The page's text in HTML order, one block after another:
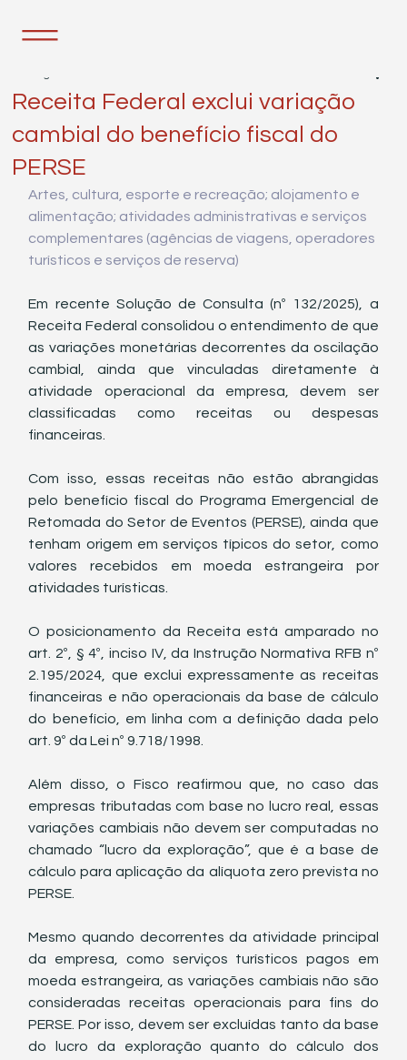
Receita Federal exclui variação
cambial do benefício fiscal do
PERSE
Artes, cultura, esporte e recreação; alojamento e
alimentação; atividades administrativas e serviços
complementares (agências de viagens, operadores
turísticos e serviços de reserva)
Em recente Solução de Consulta (nº 132/2025), a
Receita Federal consolidou o entendimento de que
as variações monetárias decorrentes da oscilação
cambial, ainda que vinculadas diretamente à
atividade operacional da empresa, devem ser
classificadas como receitas ou despesas
financeiras.
Com isso, essas receitas não estão abrangidas
pelo benefício fiscal do Programa Emergencial de
Retomada do Setor de Eventos (PERSE), ainda que
tenham origem em serviços típicos do setor, como
valores recebidos em moeda estrangeira por
atividades turísticas.
O posicionamento da Receita está amparado no
art. 2º, § 4º, inciso IV, da Instrução Normativa RFB nº
2.195/2024, que exclui expressamente as receitas
financeiras e não operacionais da base de cálculo
do benefício, em linha com a definição dada pelo
art. 9º da Lei nº 9.718/1998.
Além disso, o Fisco reafirmou que, no caso das
empresas tributadas com base no lucro real, essas
variações cambiais não devem ser computadas no
chamado “lucro da exploração”, que é a base de
cálculo para aplicação da alíquota zero prevista no
PERSE.
Mesmo quando decorrentes da atividade principal
da empresa, como serviços turísticos pagos em
moeda estrangeira, as variações cambiais não são
consideradas receitas operacionais para fins do
PERSE. Por isso, devem ser excluídas tanto da base
do lucro da exploração quanto do cálculo dos